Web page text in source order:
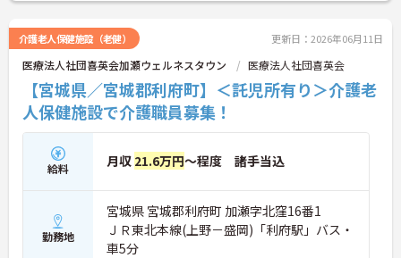
介護老人保健施設（老健） 更新日：2026年06月11日
医療法人社団喜英会加瀬ウェルネスタウン 医療法人社団喜英会
【宮城県／宮城郡利府町】＜託児所有り＞介護老
人保健施設で介護職員募集！
給料 月収 21.6万円～程度 諸手当込
勤務地
宮城県 宮城郡利府町 加瀬字北窪16番1
ＪＲ東北本線(上野－盛岡)「利府駅」バス・
車5分